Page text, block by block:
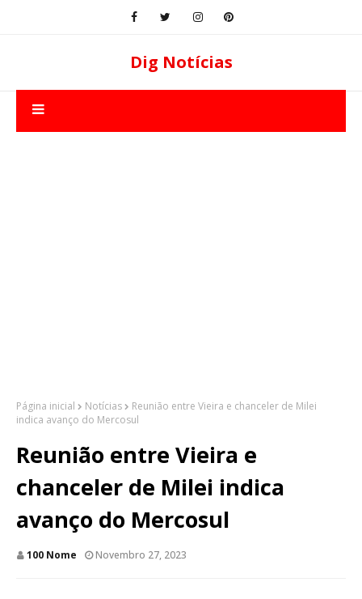
Dig Notícias
Página inicial Notícias
Reunião entre Vieira e chanceler de Milei
indica avanço do Mercosul
Reunião entre Vieira e
chanceler de Milei indica
avanço do Mercosul
100 Nome Novembro 27, 2023